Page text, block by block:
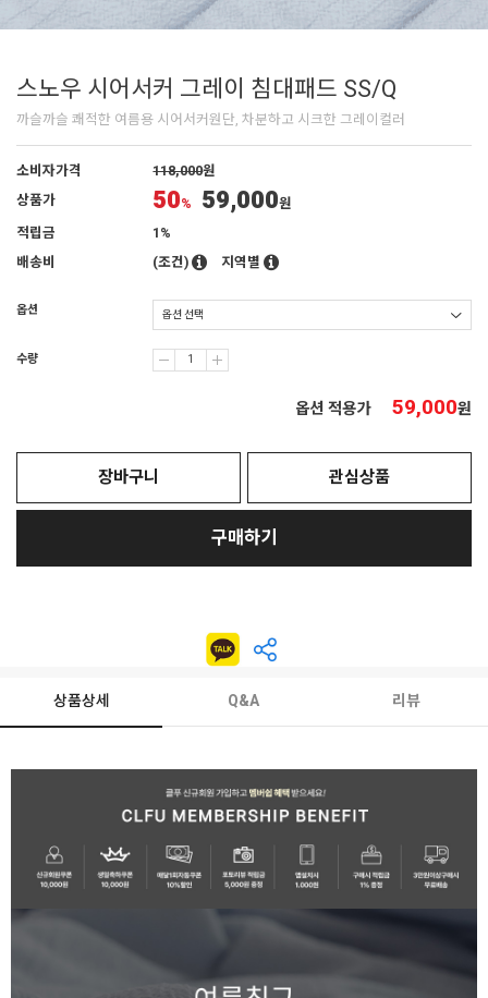
스노우 시어서커 그레이 침대패드 SS/Q
까슬까슬 쾌적한 여름용 시어서커원단, 차분하고 시크한 그레이컬러
소비자가격 118,000원
상품가
50% 59,000원
적립금
1%
배송비
(조건) 지역별
옵션
수량
옵션 적용가 59,000원
장바구니 관심상품
구매하기
상품상세 Q&A 리뷰